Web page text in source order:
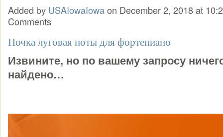
Added by USAIowaIowaon December 2, 2018 at
Comments
Ночка луговая ноты для фортепиано
Извините, но по вашему запросу
найдено…